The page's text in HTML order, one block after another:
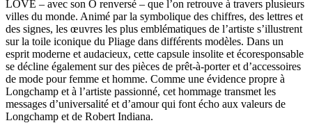
LOVE – avec son O renversé – que l’on retrouve à travers plusieurs
villes du monde. Animé par la symbolique des chiffres, des lettres et
des signes, les œuvres les plus emblématiques de l’artiste s’illustrent
sur la toile iconique du Pliage dans différents modèles. Dans un
esprit moderne et audacieux, cette capsule insolite et écoresponsable
se décline également sur des pièces de prêt-à-porter et d’accessoires
de mode pour femme et homme. Comme une évidence propre à
Longchamp et à l’artiste passionné, cet hommage transmet les
messages d’universalité et d’amour qui font écho aux valeurs de
Longchamp et de Robert Indiana.